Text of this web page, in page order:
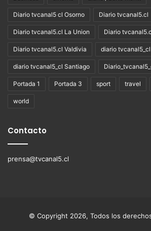
Diario tvcanal5 cl Osorno Diario tvcanal5.cl
Diario tvcanal5.cl La Union Diario
Diario tvcanal5.cl Valdivia diario tvcanal5_cl
diario tvcanal5_cl Santiago
Portada 1 Portada 3 sport travel
world
Contacto
prensa@tvcanal5.cl
© Copyright 2026, Todos los